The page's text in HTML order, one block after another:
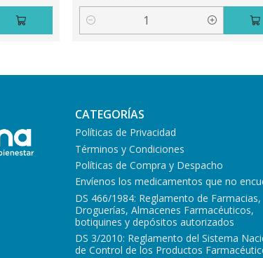
Cantidad
CATEGORÍAS
Políticas de Privacidad
Términos y Condiciones
Políticas de Compra y Despacho
Envíenos los medicamentos que no
DS 466/1984: Reglamento de Farmacias,
Droguerías, Almacenes Farmacéuticos,
botiquines y depósitos autorizados
DS 3/2010: Reglamento del Sistema
de Control de los Productos